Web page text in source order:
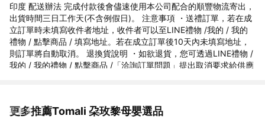
印度 配送辦法 完成付款後會儘速使用本公司配合的順豐物流寄出，
出貨時間三日工作天(不含例假日)。 注意事項 ・送禮訂單，若在成
立訂單時未填寫收件者地址，收件者可以至LINE禮物 /我的 / 我的
禮物 / 點擊商品 / 填寫地址。若在成立訂單後10天內未填寫地址，
則訂單將自動取消。 退換貨說明 ・如欲退貨，您可透過LINE禮物 /
我的 / 我的禮物 / 點擊商品 /「洽詢訂單問題」提出取消要求給供應
(無髒汙、磨損毀壞、加工改造等) 與原始包裝 (內外包裝、提袋、贈
更多推薦Tomali 朶玫黎母嬰選品
看更多